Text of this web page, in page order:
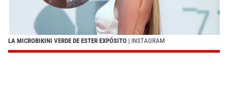
LA MICROBIKINI VERDE DE ESTER EXPÓSITO | INSTAGRAM